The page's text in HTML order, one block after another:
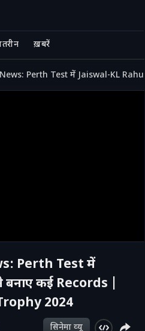
ख़बरें
Perth Test में Jaiswal-KL
Perth Test में
कई Records |
2024
सिनेमा व्‍यू